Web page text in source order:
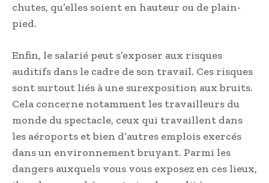
chutes, qu’elles soient en hauteur ou de plain-
pied.
Enfin, le salarié peut s’exposer aux risques
auditifs dans le cadre de son travail. Ces risques
sont surtout liés à une surexposition aux bruits.
Cela concerne notamment les travailleurs du
monde du spectacle, ceux qui travaillent dans
les aéroports et bien d’autres emplois exercés
dans un environnement bruyant. Parmi les
dangers auxquels vous vous exposez en ces lieux,